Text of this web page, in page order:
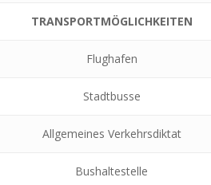
TRANSPORTMÖGLICHKEITEN
Flughafen
Stadtbusse
Allgemeines Verkehrsdiktat
Bushaltestelle